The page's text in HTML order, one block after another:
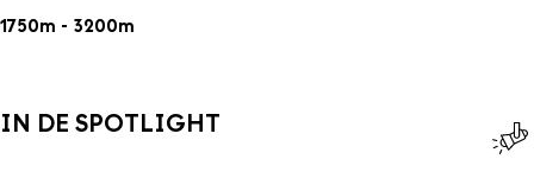
1750m - 3200m
IN DE SPOTLIGHT